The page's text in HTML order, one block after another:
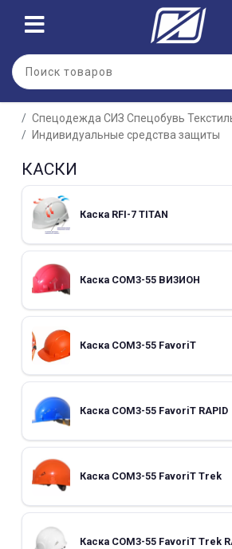
Спецодежда СИЗ Спецобувь
Индивидуальные средства защиты
КАСКИ
Каска RFI-7 TITAN
Каска СОМЗ-55 BИЗИОН
Каска СОМЗ-55 FavoriT
Каска СОМЗ-55 FavoriT RAPID
Каска СОМЗ-55 FavoriT Trek
Каска СОМЗ-55 FavoriT Trek